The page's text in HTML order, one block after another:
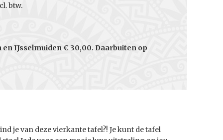
btw.
IJsselmuiden € 30,00. Daarbuiten op
je van deze vierkante tafel?! Je kunt de tafel